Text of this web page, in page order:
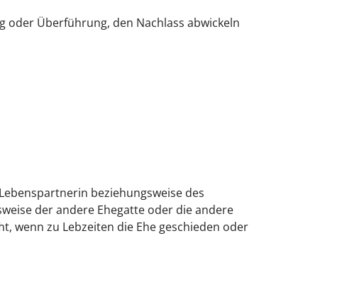
oder Überführung, den Nachlass abwickeln
beziehungsweise des
der andere Ehegatte oder die andere
wenn zu Lebzeiten die Ehe geschieden oder